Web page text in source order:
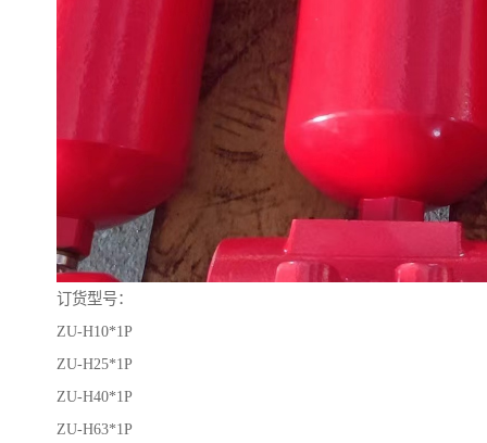
订货型号：
ZU-H10*1P
ZU-H25*1P
ZU-H40*1P
ZU-H63*1P